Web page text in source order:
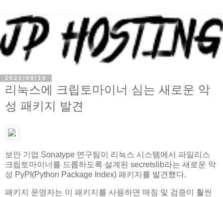
2022/08/16
리눅스에 크립토마이너 심는 새로운 악
성 패키지 발견
보안 기업 Sonatype 연구팀이 리눅스 시스템에서 파일리스
크립토마이너를 드롭하도록 설계된 secretslib라는 새로운 악
성 PyPI(Python Package Index) 패키지를 발견했다.
패키지 운영자는 이 패키지를 사용하면 매칭 및 검증이 훨씬